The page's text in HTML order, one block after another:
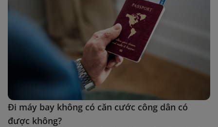
Đi máy bay không có căn cước công dân có
được không?